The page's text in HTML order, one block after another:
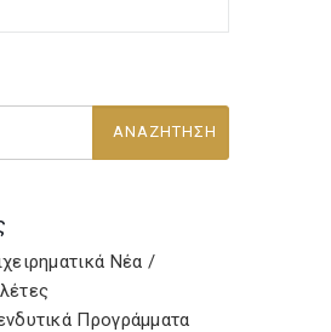
Νέα /
Προγράμματα